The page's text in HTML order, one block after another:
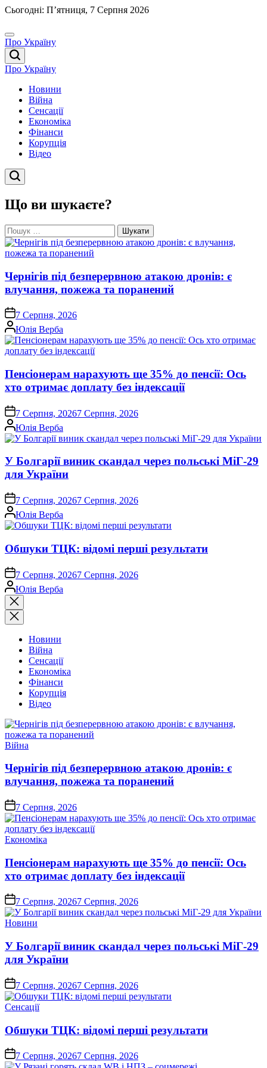
Перейти
вмісту
Сьогодні: П’ятниця, 7 Серпня 2026
Про Україну
Про Україну
Новини
Війна
Сенсації
Економіка
Фінанси
Корупція
Відео
Що ви шукаєте?
Пошук:
Чернігів під безперервною атакою дронів: є
влучання, пожежа та поранений
on 7 Серпня, 2026
Опубліковано
Юлія Верба
Пенсіонерам нарахують ще 35% до пенсії: Ось
хто отримає доплату без індексації
on 7 Серпня, 20267 Серпня, 2026
Опубліковано
Юлія Верба
У Болгарії виник скандал через польські МіГ-29
для України
on 7 Серпня, 20267 Серпня, 2026
Опубліковано
Юлія Верба
Обшуки ТЦК: відомі перші результати
on 7 Серпня, 20267 Серпня, 2026
Опубліковано
Юлія Верба
Закрити
пошук
Новини
Війна
Сенсації
Економіка
Фінанси
Корупція
Відео
Опублікувати
Війна
Чернігів під безперервною атакою дронів: є
влучання, пожежа та поранений
on 7 Серпня, 2026
Опублікувати
Економіка
Пенсіонерам нарахують ще 35% до пенсії: Ось
хто отримає доплату без індексації
on 7 Серпня, 20267 Серпня, 2026
Опублікувати
Новини
У Болгарії виник скандал через польські МіГ-29
для України
on 7 Серпня, 20267 Серпня, 2026
Опублікувати
Сенсації
Обшуки ТЦК: відомі перші результати
on 7 Серпня, 20267 Серпня, 2026